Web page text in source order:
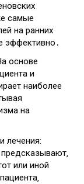
самые
на ранних
эффективно․
основе
и
наиболее
на
лечения:
или иной